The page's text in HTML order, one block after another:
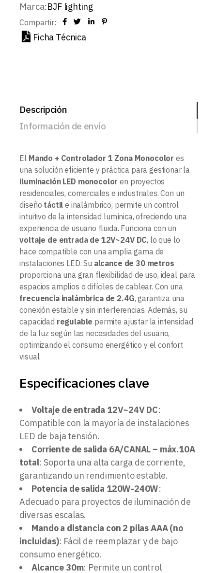
Marca:BJF lighting
Compartir:
Ficha Técnica
Descripción
Información de envío
El Mando + Controlador 1 Zona Monocolor es
una solución eficiente y práctica para gestionar la
iluminación LED monocolor en proyectos
residenciales, comerciales e industriales. Con un
diseño táctil e inalámbrico, permite un control
intuitivo de la intensidad lumínica, ofreciendo una
experiencia de usuario fluida. Funciona con un
voltaje de entrada de 12V~24V DC, lo que lo
hace compatible con una amplia gama de
instalaciones LED. Su alcance de 30 metros
proporciona una gran flexibilidad de uso, ideal para
espacios amplios o difíciles de cablear. Con una
frecuencia inalámbrica de 2.4G, garantiza una
conexión estable y sin interferencias. Además, su
capacidad regulable permite ajustar la intensidad
de la luz según las necesidades del usuario,
optimizando el consumo energético y el confort
visual.
Especificaciones clave
Voltaje de entrada 12V~24V DC:
Compatible con la mayoría de instalaciones
LED de baja tensión.
Corriente de salida 6A/CANAL – máx.10A
total: Soporta una alta carga de corriente,
garantizando un rendimiento estable.
Potencia de salida 120W-240W:
Adecuado para proyectos de iluminación de
diversas escalas.
Mando a distancia con 2 pilas AAA (no
incluidas): Fácil de reemplazar y de bajo
consumo energético.
Alcance 30m: Permite un control